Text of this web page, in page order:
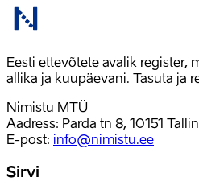
Eesti ettevõtete avalik register,
allika ja kuupäevani. Tasuta ja
Nimistu MTÜ
Aadress: Parda tn 8, 10151
E-post: info@nimistu.ee
Sirvi